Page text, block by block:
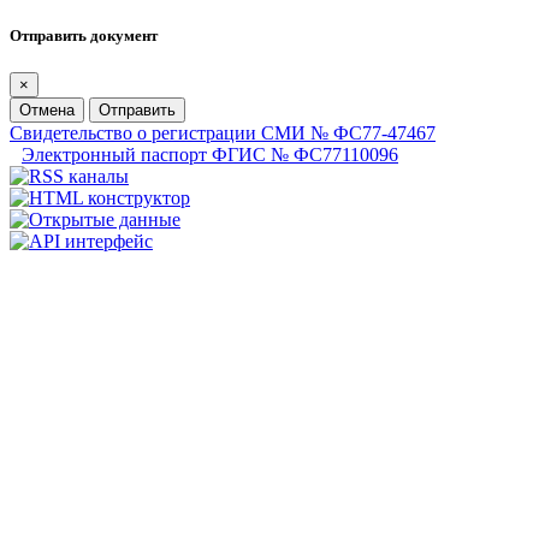
Отправить документ
×
Отмена
Отправить
Свидетельство о регистрации СМИ № ФС77-47467
Электронный паспорт ФГИС № ФС77110096